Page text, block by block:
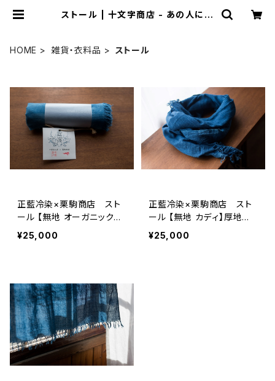
ストール | 十文字商店 - あの人に届
HOME 雑貨・衣料品 ストール
正藍冷染×栗駒商店 スト
ール 【無地 オーガニックコ
ットン】ガーゼ DYr6 数量
限定
¥25,000
正藍冷染×栗駒商店 スト
ール 【無地 カディ】厚地
(濃) DYr6 数量限定
¥25,000